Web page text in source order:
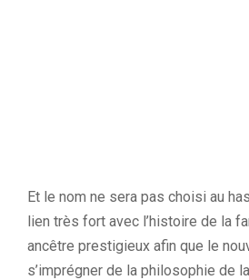
Et le nom ne sera pas choisi au
lien très fort avec l’histoire de la
ancêtre prestigieux afin que le
s’imprégner de la philosophie de